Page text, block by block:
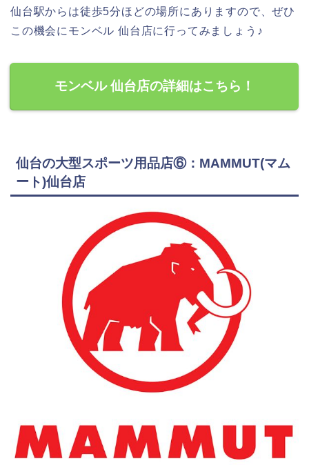
仙台駅からは徒歩5分ほどの場所にありますので、ぜひ
この機会にモンベル 仙台店に行ってみましょう♪
モンベル 仙台店の詳細はこちら！
仙台の大型スポーツ用品店⑥：MAMMUT(マム
ート)仙台店